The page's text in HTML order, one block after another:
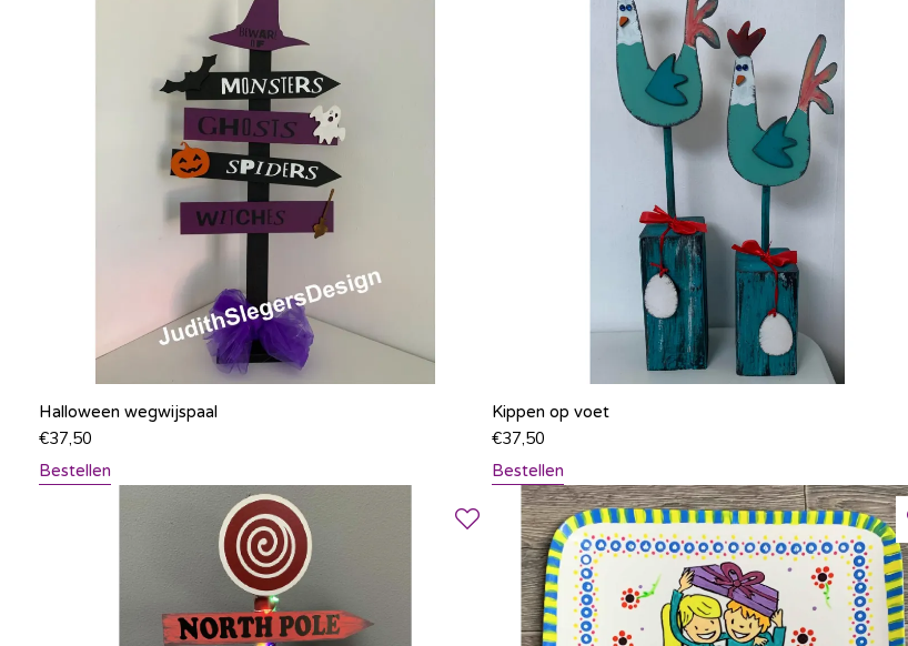
Halloween wegwijspaal
€37,50
Bestellen
Kippen op voet
€37,50
Bestellen